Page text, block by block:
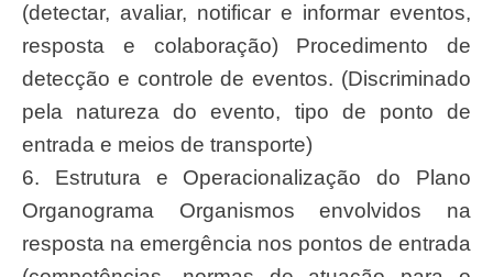
(detectar, avaliar, notificar e informar eventos,
resposta e colaboração) Procedimento de
detecção e controle de eventos. (Discriminado
pela natureza do evento, tipo de ponto de
entrada e meios de transporte)
6. Estrutura e Operacionalização do Plano
Organograma Organismos envolvidos na
resposta na emergência nos pontos de entrada